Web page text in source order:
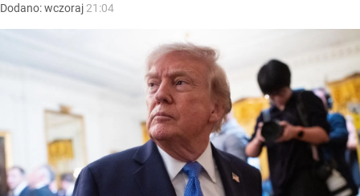
Dodano:wczoraj 21:04